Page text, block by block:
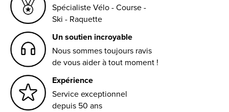
Spécialiste Vélo - Course -
Ski - Raquette
Un soutien incroyable
Nous sommes toujours ravis
de vous aider à tout moment !
Expérience
Service exceptionnel
depuis 50 ans